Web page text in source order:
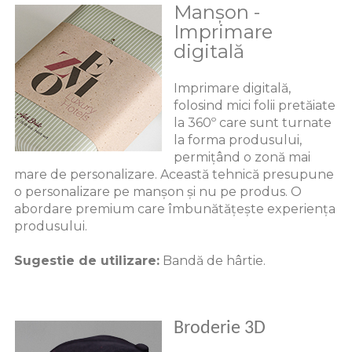
Manșon -
Imprimare
digitală
Imprimare digitală,
folosind mici folii pretăiate
la 360º care sunt turnate
la forma produsului,
permițând o zonă mai
mare de personalizare. Această tehnică presupune
o personalizare pe manșon și nu pe produs. O
abordare premium care îmbunătățește experiența
produsului.
Sugestie de utilizare:Bandă de hârtie.
Broderie 3D